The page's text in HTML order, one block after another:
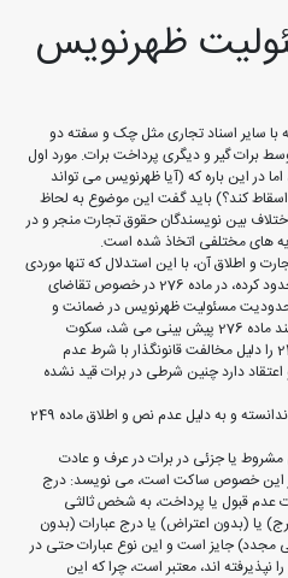
ظهرنویس
سایر اسناد تجاری مثل چک و سفته دو
برات گیر و دیگری پرداخت برات. مورد اول
در این باره که (آیا ظهرنویس می تواند
کند؟) باید گفت این موضوع به لحاظ
بین نویسندگان حقوق تجارت منجر و در
های مختلفی اتخاذ شده است.
به ماده 249 قانون تجارت و اطلاق آن، با این استدلال که تنها موردی
که قانونگذار مسئولیت ظهرنویس را محدود کرده، در ماده 276 در خصوص تقاضای
مسئولیت ظهرنویس در ضمانت و
پرداخت هم مورد نظر قانونگذار بود مانند ماده 276 پیش بینی می شد، سکوت
قانونگذار در مقام بیان و اطلاق ماده 249 را دلیل مخالفت قانونگذار با شرط عدم
دارد چنین شرطی در برات قید نشده
ایشان این راه حل را معقول و منطقی ندانسته و به دلیل عدم نص و اطلاق ماده 249
مشروط یا جزئی در برات در عرف و عادت
این خصوص ساکت است، می نویسد: درج
عدم قبول یا پرداخت، به شخص ثالثی
یا (بدون اعتراض) یا درج عبارات (بدون
مجدد) جایز است و این نوع عبارات حتی در
اند، معتبر است، چرا که این